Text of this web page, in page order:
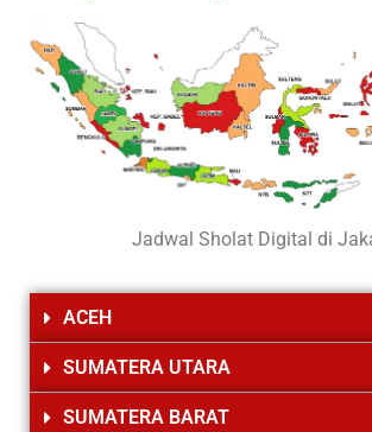
Jadwal Sholat Digital di
ACEH
SUMATERA UTARA
SUMATERA BARAT